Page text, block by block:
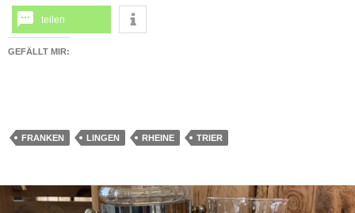
teilen
GEFÄLLT MIR:
FRANKEN LINGEN RHEINE TRIER